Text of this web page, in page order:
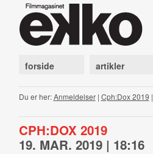
forside artikler
Du er her:Anmeldelser| Cph:Dox 2019 |
CPH:DOX 2019
19. MAR. 2019 | 18:16